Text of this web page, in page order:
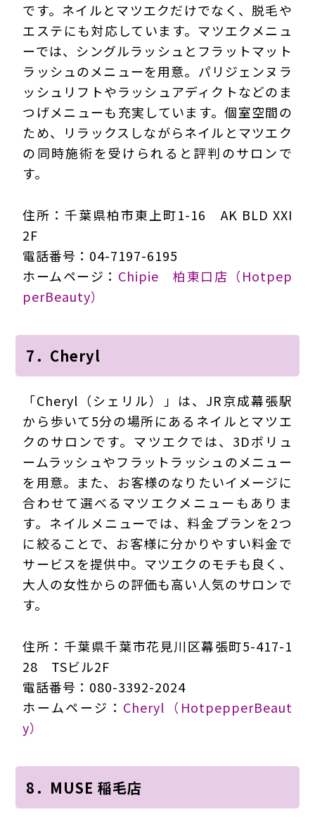
です。ネイルとマツエクだけでなく、脱毛や
エステにも対応しています。マツエクメニュ
ーでは、シングルラッシュとフラットマット
ラッシュのメニューを用意。パリジェンヌラ
ッシュリフトやラッシュアディクトなどのま
つげメニューも充実しています。個室空間の
ため、リラックスしながらネイルとマツエク
の同時施術を受けられると評判のサロンで
す。
住所：千葉県柏市東上町1-16 AK BLD XXI
2F
電話番号：04-7197-6195
ホームページ： Chipie 柏東口店（Hotpep
perBeauty）
7．Cheryl
「Cheryl（シェリル）」は、JR京成幕張駅
から歩いて5分の場所にあるネイルとマツエ
クのサロンです。マツエクでは、3Dボリュ
ームラッシュやフラットラッシュのメニュー
を用意。また、お客様のなりたいイメージに
合わせて選べるマツエクメニューもありま
す。ネイルメニューでは、料金プランを2つ
に絞ることで、お客様に分かりやすい料金で
サービスを提供中。マツエクのモチも良く、
大人の女性からの評価も高い人気のサロンで
す。
住所：千葉県千葉市花見川区幕張町5-417-1
28 TSビル2F
電話番号：080-3392-2024
ホームページ： Cheryl（HotpepperBeaut
y）
8．MUSE 稲毛店